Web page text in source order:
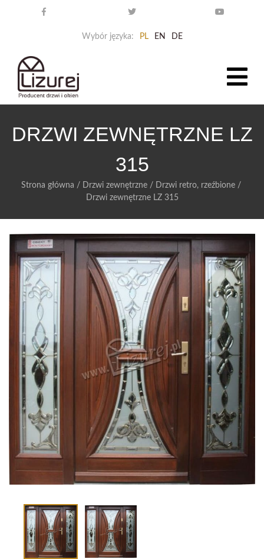
Wybór języka: PL EN DE
DRZWI ZEWNĘTRZNE LZ
315
Strona główna / Drzwi zewnętrzne/ Drzwi retro, rzeźbione/
Drzwi zewnętrzne LZ 315